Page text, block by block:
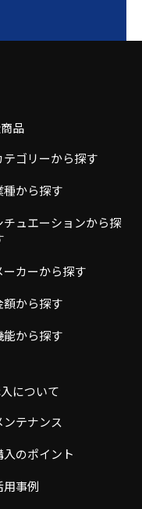
品
テゴリーから探す
種から探す
チュエーションから探
ーカーから探す
額から探す
能から探す
について
ンテナンス
入のポイント
用事例